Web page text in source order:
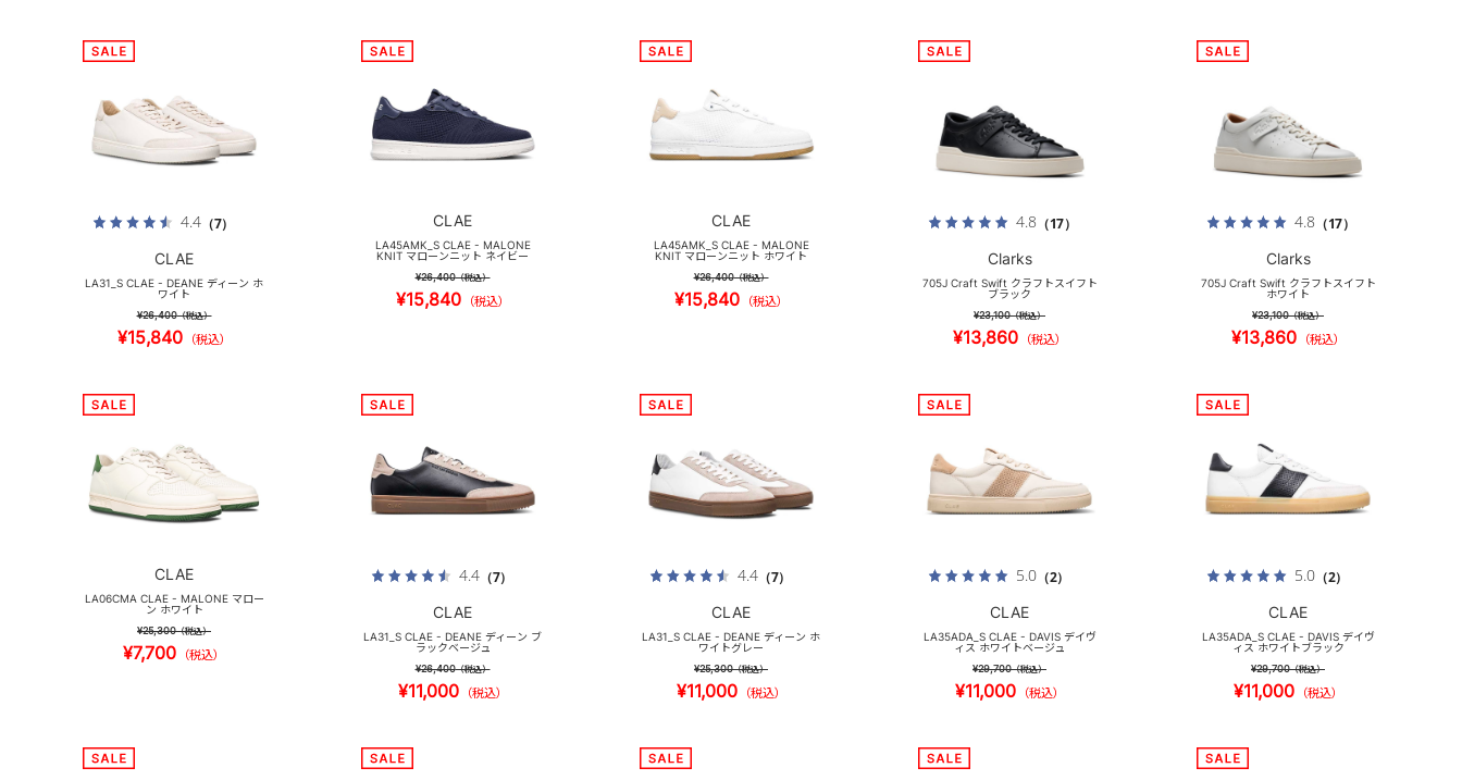
4.4（7）
CLAE
LA31_S CLAE - DEANE ディーン ホ
ワイト
¥26,400（税込）
¥15,840 （税込）
CLAE
LA45AMK_S CLAE - MALONE
KNIT マローンニット ネイビー
¥26,400（税込）
¥15,840 （税込）
CLAE
LA45AMK_S CLAE - MALONE
KNIT マローンニット ホワイト
¥26,400（税込）
¥15,840 （税込）
4.8 （17）
Clarks
705J Craft Swift クラフトスイフト
ブラック
¥23,100（税込）
¥13,860 （税込）
4.8 （17）
Clarks
705J Craft Swift クラフトスイフト
ホワイト
¥23,100（税込）
¥13,860 （税込）
CLAE
LA06CMA CLAE - MALONE マロー
ン ホワイト
¥25,300（税込）
¥7,700 （税込）
4.4（7）
CLAE
LA31_S CLAE - DEANE ディーン ブ
ラックベージュ
¥26,400（税込）
¥11,000 （税込）
4.4（7）
CLAE
LA31_S CLAE - DEANE ディーン ホ
ワイトグレー
¥25,300（税込）
¥11,000 （税込）
5.0（2）
CLAE
LA35ADA_S CLAE - DAVIS デイヴ
ィス ホワイトベージュ
¥29,700（税込）
¥11,000 （税込）
5.0（2）
CLAE
LA35ADA_S CLAE - DAVIS デイヴ
ィス ホワイトブラック
¥29,700（税込）
¥11,000 （税込）